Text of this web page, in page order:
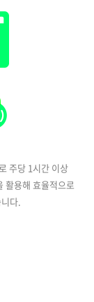
주당 1시간 이상
활용해 효율적으로
다.